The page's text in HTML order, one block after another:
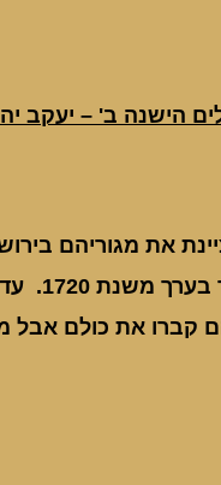
הישנה ב' – יעקב
החזיקה
200 שנה ויותר. עד שנת 1856